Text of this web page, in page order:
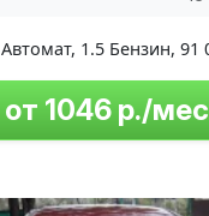
Автомат, 1.5 Бензин, 91
от 1046 р./мес